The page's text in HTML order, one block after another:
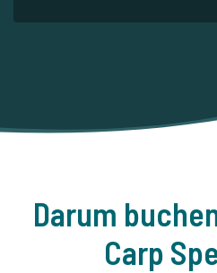
Darum
Carp